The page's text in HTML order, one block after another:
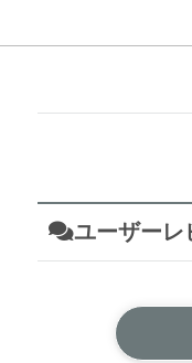
ユーザーレ